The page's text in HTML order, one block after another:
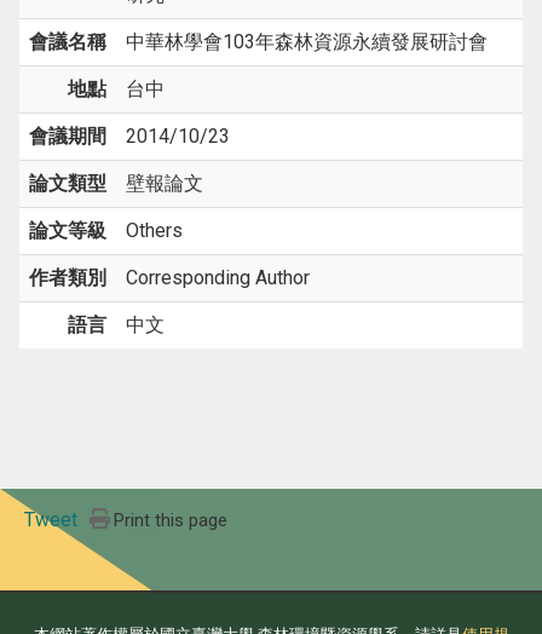
會議名稱 中華林學會103年森林資源永續發展研討會
地點 台中
會議期間 2014/10/23
論文類型 壁報論文
論文等級 Others
作者類別 Corresponding Author
語言 中文
Tweet Print this page